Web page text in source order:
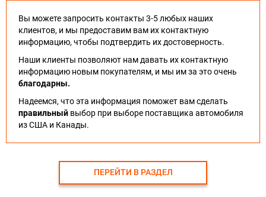
Вы можете запросить контакты 3-5 любых наших
клиентов, и мы предоставим вам их контактную
информацию, чтобы подтвердить их достоверность.
Наши клиенты позволяют нам давать их контактную
информацию новым покупателям, и мы им за это очень
благодарны.
Надеемся, что эта информация поможет вам сделать
правильный выбор при выборе поставщика автомобиля
из США и Канады.
ПЕРЕЙТИ В РАЗДЕЛ